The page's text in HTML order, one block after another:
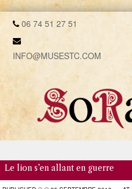
06 74 51 27 51
INFO@MUSESTC.COM
Skip to content
Le lion s’en allant en guerre